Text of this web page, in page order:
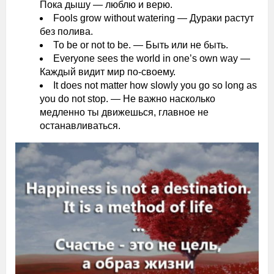
Пока дышу — люблю и верю.
Fools grow without watering — Дураки растут
без полива.
То be or not to be. — Быть или не быть.
Everyone sees the world in one’s own way —
Каждый видит мир по-своему.
It does not matter how slowly you go so long as
you do not stop. — Не важно насколько
медленно ты движешься, главное не
останавливаться.